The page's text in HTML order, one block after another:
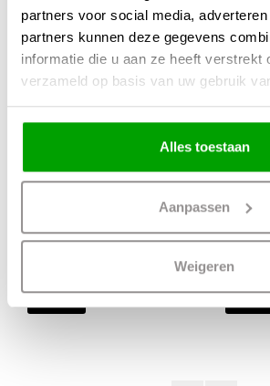
partners voor social media,
partners kunnen deze gegevens
informatie die u aan ze heeft verstrekt
verzameld op basis van uw gebruik
Alles toestaan
Aanpassen
Weigeren
Plafondlamp
Fresu Amber Glas
439,00